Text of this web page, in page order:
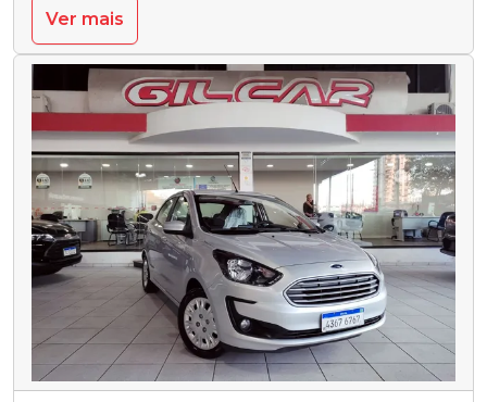
Ver mais